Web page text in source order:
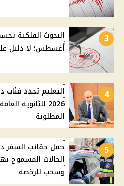
3
أغسطس: لا دليل
4
التعليم تحدد فئات
2026 للثانوية
المطلوبة
5
حمل حقائب السفر
الحالات المسموح
وسحب للرخصة